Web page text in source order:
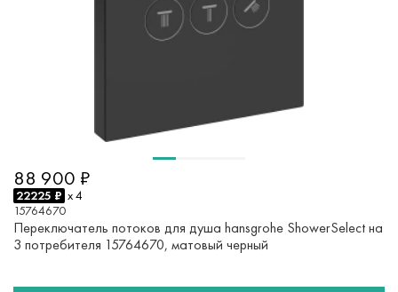
88 900 ₽
22225 ₽ x 4
15764670
Переключатель потоков для душа hansgrohe ShowerSelect на
3 потребителя 15764670, матовый черный